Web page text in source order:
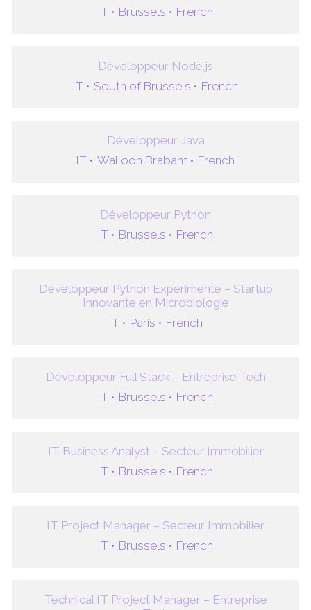
IT • Brussels • French
Développeur Node.js
IT • South of Brussels • French
Développeur Java
IT • Walloon Brabant • French
Développeur Python
IT • Brussels • French
Développeur Python Expérimenté – Startup
Innovante en Microbiologie
IT • Paris • French
Développeur Full Stack – Entreprise Tech
IT • Brussels • French
IT Business Analyst – Secteur Immobilier
IT • Brussels • French
IT Project Manager – Secteur Immobilier
IT • Brussels • French
Technical IT Project Manager – Entreprise